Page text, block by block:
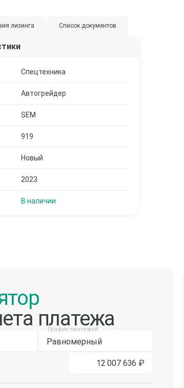
лизинга Список документов
Спецтехника
Автогрейдер
SEM
919
Новый
2023
В наличии
платежа
Равномерный
График платежей